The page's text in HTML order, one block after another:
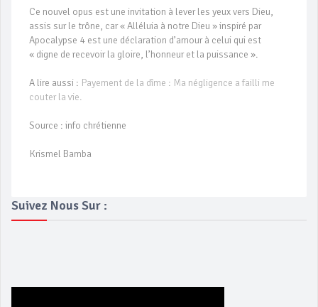
Ce nouvel opus est une invitation à lever les yeux vers Dieu,
assis sur le trône, car « Alléluia à notre Dieu » inspiré par
Apocalypse 4 est une déclaration d’amour à celui qui est
« digne de recevoir la gloire, l’honneur et la puissance ».
A lire aussi : Payement de la dîme : Ma négligence a failli me
couter la vie.
Source : info chrétienne
Krismel Bamba
Suivez Nous Sur :